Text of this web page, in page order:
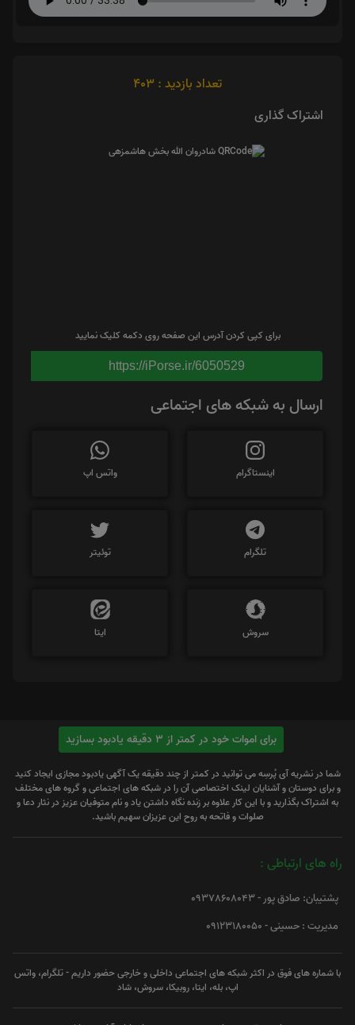
تعداد بازدید : 403
اشتراک گذاری
برای کپی کردن آدرس این صفحه روی دکمه کلیک نمایید
https://iPorse.ir/6050529
ارسال به شبکه های اجتماعی
اینستاگرام واتس اپ
تلگرام توئیتر
سروش ایتا
برای اموات خود در کمتر از 3 دقیقه یادبود بسازید
شما در نشریه آی پُرسِه می توانید در کمتر از چند دقیقه یک آگهی یادبود مجازی ایجاد کنید
و برای دوستان و آشنایان لینک اختصاصی آن را در شبکه های اجتماعی و گروه های مختلف
به اشتراک بگذارید و با این کار علاوه بر زنده نگاه داشتن یاد و نام متوفیان عزیز در نثار دعا و
صلوات و فاتحه به روح این عزیزان سهیم باشید.
راه های ارتباطی :
پشتیبان: صادق پور - 09378608043
مدیریت : حسینی - 09123180050
با شماره های فوق در اکثر شبکه های اجتماعی داخلی و خارجی حضور داریم - تلگرام، واتس
اپ، بله، ایتا، روبیکا، سروش، شاد